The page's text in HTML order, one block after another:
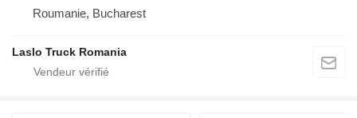
Roumanie, Bucharest
Laslo Truck Romania